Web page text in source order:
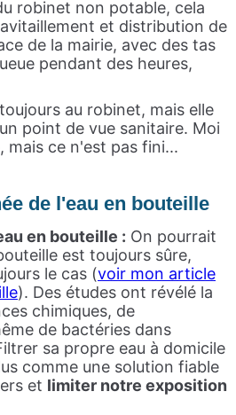
robinet non potable, cela
et distribution de
de la mairie, avec des tas
pendant des heures,
au robinet, mais elle
point de vue sanitaire. Moi
mais ce n'est pas fini...
de l'eau en bouteille
en bouteille : On pourrait
est toujours sûre,
le cas (voir mon article
). Des études ont révélé la
chimiques, de
de bactéries dans
sa propre eau à domicile
comme une solution fiable
et limiter notre exposition